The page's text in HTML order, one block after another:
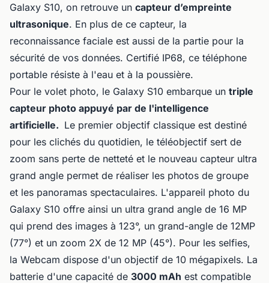
Galaxy S10, on retrouve un capteur d’empreinte
ultrasonique. En plus de ce capteur, la
reconnaissance faciale est aussi de la partie pour la
sécurité de vos données. Certifié IP68, ce téléphone
portable résiste à l'eau et à la poussière.
Pour le volet photo, le Galaxy S10 embarque un triple
capteur photo appuyé par de l'intelligence
artificielle. Le premier objectif classique est destiné
pour les clichés du quotidien, le téléobjectif sert de
zoom sans perte de netteté et le nouveau capteur ultra
grand angle permet de réaliser les photos de groupe
et les panoramas spectaculaires. L'appareil photo du
Galaxy S10 offre ainsi un ultra grand angle de 16 MP
qui prend des images à 123°, un grand-angle de 12MP
(77°) et un zoom 2X de 12 MP (45°). Pour les selfies,
la Webcam dispose d'un objectif de 10 mégapixels. La
batterie d'une capacité de 3000 mAh est compatible